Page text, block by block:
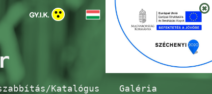
Katalógus Galéria